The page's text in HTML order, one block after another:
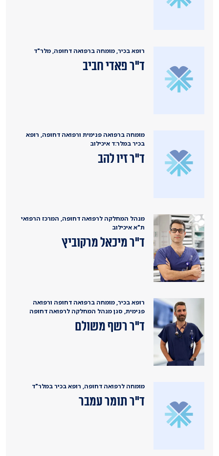
רופא בכיר, מומחה ברפואה דחופה, מלר"ד
ד"ר פאדי חביב
מומחה ברפואה פנימית ורפואה דחופה, רופא
בכיר במלר:ד איכילוב
ד"ר זיו להב
מנהל המחלקה לרפואה דחופה, המרכז הרפואי
ת"א איכילוב
ד"ר מיכאל מרקוביץ
רופא בכיר, מומחה ברפואה דחופה ורפואה
פנימית, סגן מנהל המחלקה לרפואה דחופה
ד"ר רשף משולם
מומחה לרפואה דחופה, רופא בכיר במלר"ד
ד"ר תומר עמבר